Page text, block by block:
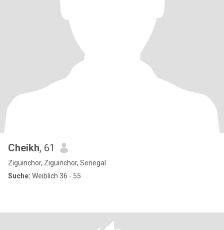
Cheikh, 61
Ziguinchor, Ziguinchor, Senegal
Suche: Weiblich 36 - 55